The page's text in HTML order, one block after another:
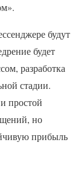
будут
будет
разработка
стадии.
простой
но
прибыль